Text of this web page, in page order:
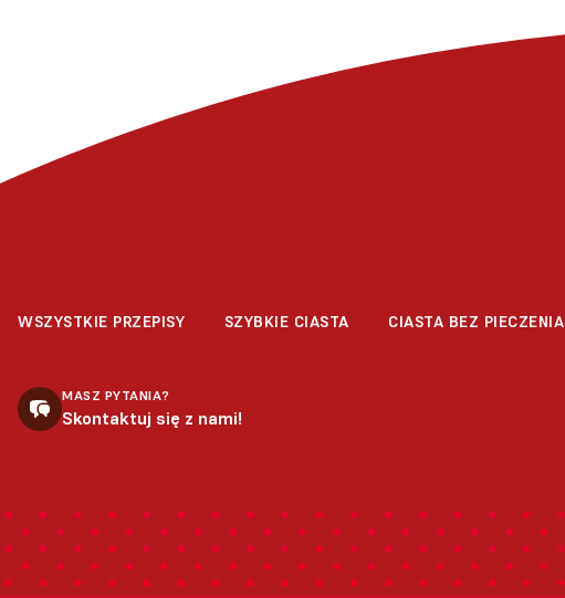
WSZYSTKIE PRZEPISY SZYBKIE CIASTA CIASTA BEZ PIECZENIA
MASZ PYTANIA?
Skontaktuj się z nami!